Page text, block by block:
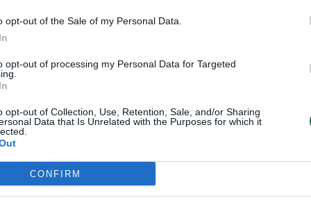
opt-out of the Sale of my Personal Data.
opt-out of processing my Personal Data for Targeted
opt-out of Collection, Use, Retention, Sale, and/or Sharing
Data that Is Unrelated with the Purposes for which it
CONFIRM
sagą – išsivaduosite iš
matyti (ne tabako) – apsaugos
kaukę – apgaulės atskleidimas.
susikaupusių reikalų
raudona, juoda.